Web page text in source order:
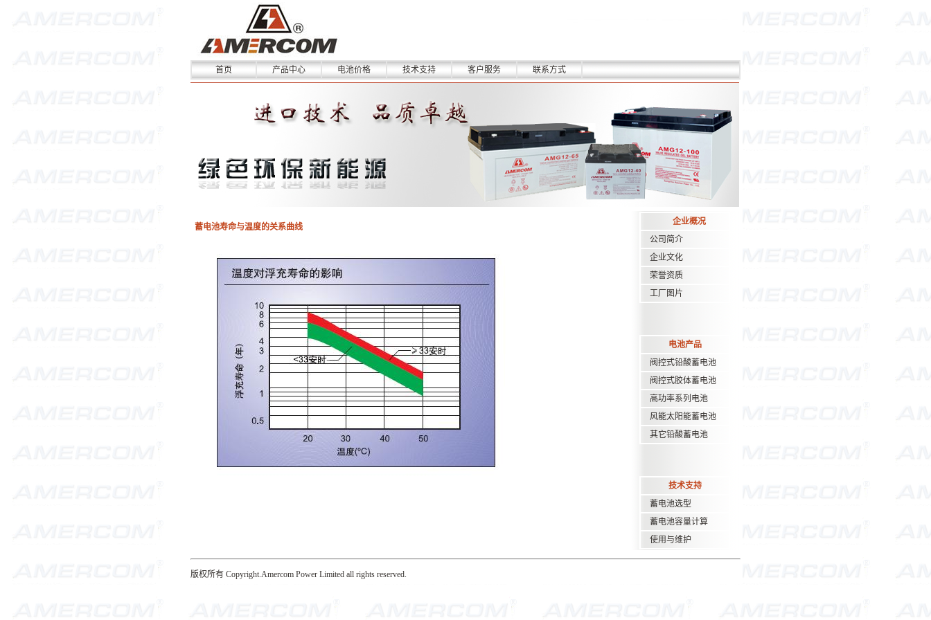
首页 产品中心 电池价格 技术支持 客户服务 联系方式
蓄电池寿命与温度的关系曲线
企业概况
公司简介
企业文化
荣誉资质
工厂图片
电池产品
阀控式铅酸蓄电池
阀控式胶体蓄电池
高功率系列电池
风能太阳能蓄电池
其它铅酸蓄电池
技术支持
蓄电池选型
蓄电池容量计算
使用与维护
版权所有 Copyright.Amercom Power Limited all rights reserved.